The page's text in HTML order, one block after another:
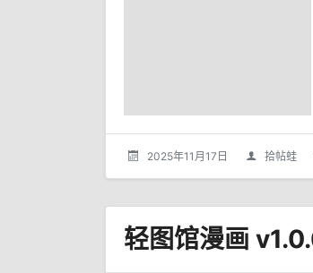
2025年11月17日 拾帖蛙
轻图馆漫画